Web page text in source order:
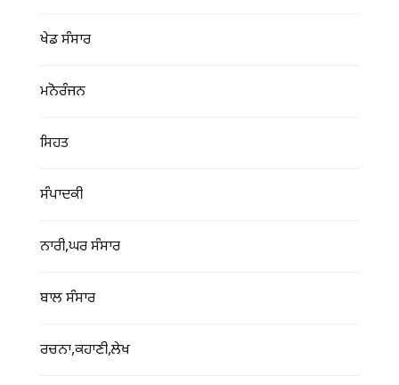
ਖੇਡ ਸੰਸਾਰ
ਮਨੋਰੰਜਨ
ਸਿਹਤ
ਸੰਪਾਦਕੀ
ਨਾਰੀ,ਘਰ ਸੰਸਾਰ
ਬਾਲ ਸੰਸਾਰ
ਰਚਨਾ,ਕਹਾਣੀ,ਲੇਖ